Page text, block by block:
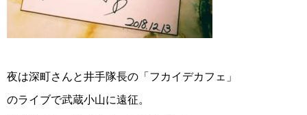
夜は深町さんと井手隊長の「フカイデカフェ」
のライブで武蔵小山に遠征。